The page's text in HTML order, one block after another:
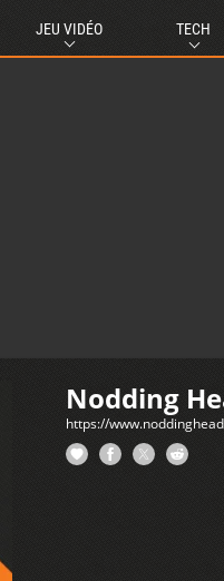
JEU VIDÉO TECH
Nodding
https://